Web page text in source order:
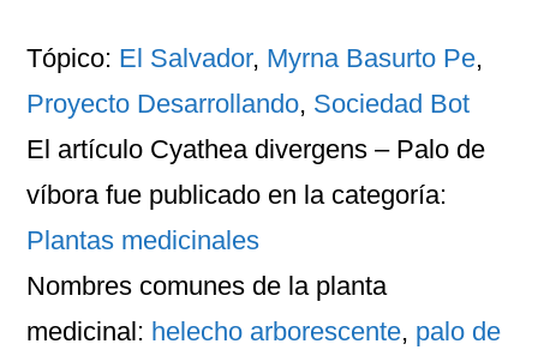
Tópico: El Salvador, Myrna Basurto Pe,
Proyecto Desarrollando, Sociedad Bot
El artículo Cyathea divergens – Palo de
víborafue publicado en la categoría:
Plantas medicinales
Nombres comunes de la planta
medicinal: helecho arborescente, palo de